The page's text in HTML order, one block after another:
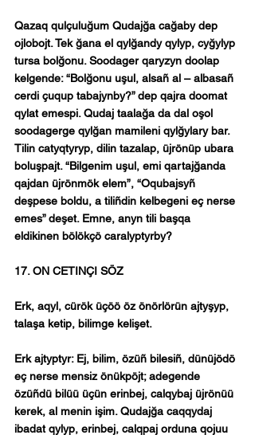
Qazaq qulçuluğum Qudajğa cağaby dep
ojlobojt. Tek ğana el qylğandy qylyp, cyğylyp
tursa bolğonu. Soodager qaryzyn doolap
kelgende: “Bolğonu uşul, alsañ al – albasañ
cerdi çuqup tabajynby?” dep qajra doomat
qylat emespi. Qudaj taalağa da dal oşol
soodagerge qylğan mamileni qylğylary bar.
Tilin catyqtyryp, dilin tazalap, üjrönüp ubara
boluşpajt. “Bilgenim uşul, emi qartajğanda
qajdan üjrönmök elem”, “Oqubajsyñ
deşpese boldu, a tiliñdin kelbegeni eç nerse
emes” deşet. Emne, anyn tili başqa
eldikinen bölökçö caralyptyrby?
17. ON CETINÇI SÖZ
Erk, aqyl, cürök üçöö öz önörlörün ajtyşyp,
talaşa ketip, bilimge kelişet.
Erk ajtyptyr: Ej, bilim, özüñ bilesiñ, dünüjödö
eç nerse mensiz önükpöjt; adegende
özüñdü bilüü üçün erinbej, calqybaj üjrönüü
kerek, al menin işim. Qudajğa caqqydaj
ibadat qylyp, erinbej, calqpaj orduna qojuu